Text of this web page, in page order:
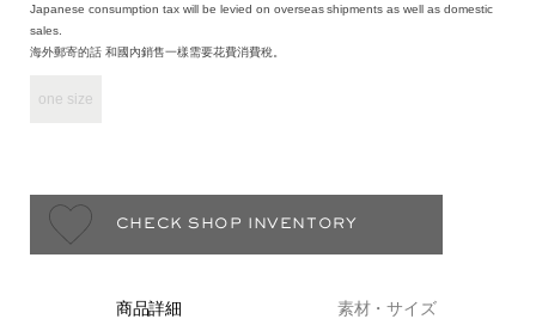
Japanese consumption tax will be levied on overseas shipments as well as domestic
sales.
海外郵寄的話 和國內銷售一樣需要花費消費稅。
one size
CHECK SHOP INVENTORY
商品詳細 素材・サイズ